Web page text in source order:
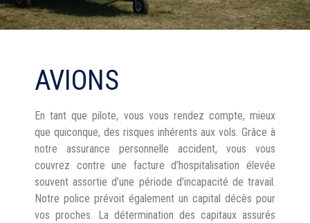
AVIONS
En tant que pilote, vous vous rendez compte, mieux
que quiconque, des risques inhérents aux vols. Grâce à
notre assurance personnelle accident, vous vous
couvrez contre une facture d’hospitalisation élevée
souvent assortie d’une période d’incapacité de travail.
Notre police prévoit également un capital décès pour
vos proches. La détermination des capitaux assurés